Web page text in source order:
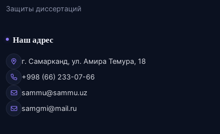
Защиты диссертаций
Наш адрес
г. Самарканд, ул. Амира Темура, 18
+998 (66) 233-07-66
sammu@sammu.uz
samgmi@mail.ru